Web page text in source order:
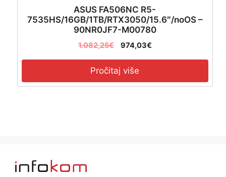
ASUS FA506NC R5-
7535HS/16GB/1TB/RTX3050/15.6″/noOS –
90NR0JF7-M00780
1.082,25€ 974,03€
Pročitaj više